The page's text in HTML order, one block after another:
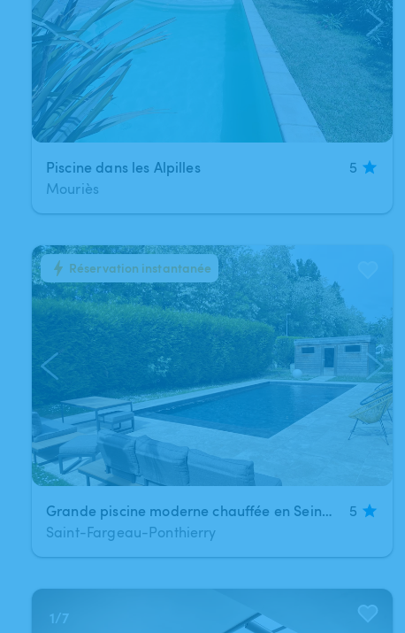
Piscine dans les Alpilles
5
Mouriès
1/3
Grande piscine moderne chauffée en Seine-et-Marne
5
Saint-Fargeau-Ponthierry
Réservation instantanée
1/7